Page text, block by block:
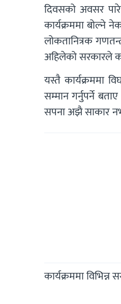
दिवसको अवसर
कार्यक्रममा बोल्ने
लोकतानित्रक
अहिलेको सरकारले
यस्तै कार्यक्रममा
सम्मान गर्नुपर्ने
सपना अझै साकार
कार्यक्रममा